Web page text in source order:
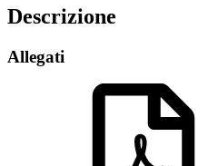
Descrizione
Allegati